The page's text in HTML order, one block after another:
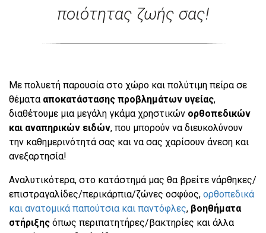
ποιότητας ζωής σας!
Με πολυετή παρουσία στο χώρο και πολύτιμη πείρα σε
θέματα αποκατάστασης προβλημάτων υγείας,
διαθέτουμε μια μεγάλη γκάμα χρηστικών ορθοπεδικών
και αναπηρικών ειδών, που μπορούν να διευκολύνουν
την καθημερινότητά σας και να σας χαρίσουν άνεση και
ανεξαρτησία!
Αναλυτικότερα, στο κατάστημά μας θα βρείτε νάρθηκες/
επιστραγαλίδες/περικάρπια/ζώνες οσφύος, ορθοπεδικά
και ανατομικά παπούτσια και παντόφλες, βοηθήματα
στήριξης όπως περιπατητήρες/βακτηρίες και άλλα